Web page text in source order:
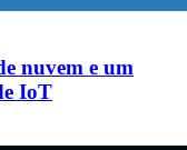
nuvem e um
IoT